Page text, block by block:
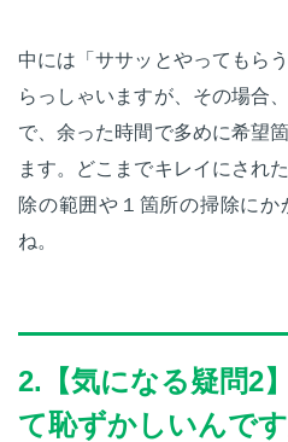
中には「ササッとやってもら
らっしゃいますが、その場合
で、余った時間で多めに希望
ます。どこまでキレイにされ
除の範囲や１箇所の掃除に
ね。
2.【気になる疑問2
て恥ずかしいんで